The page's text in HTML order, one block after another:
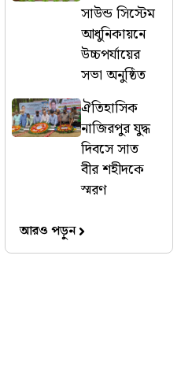
সাউন্ড সিস্টেম
আধুনিকায়নে
উচ্চপর্যায়ের
সভা অনুষ্ঠিত
ঐতিহাসিক
নাজিরপুর যুদ্ধ
দিবসে সাত
বীর শহীদকে
স্মরণ
আরও পড়ুন